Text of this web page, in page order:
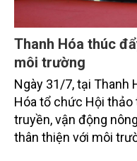
Thanh Hóa thúc
môi trường
Ngày 31/7, tại Thanh
Hóa tổ chức Hội thảo
truyền, vận động
thân thiện với môi